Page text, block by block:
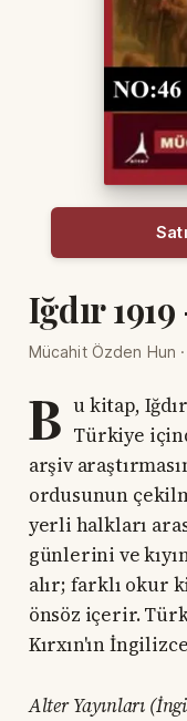
Iğdır
Mücahit Özden Hun
B u kitap,
Türkiye
arşiv
ordusunun
yerli halkları
günlerini ve
alır; farklı okur
önsöz içerir.
Kırxın'ın İngilizce
Alter Yayınları